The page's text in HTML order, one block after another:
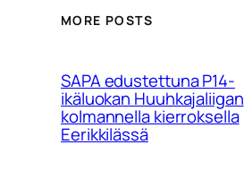
MORE POSTS
SAPA edustettuna P14-
ikäluokan Huuhkajaliigan
kolmannella kierroksella
Eerikkilässä